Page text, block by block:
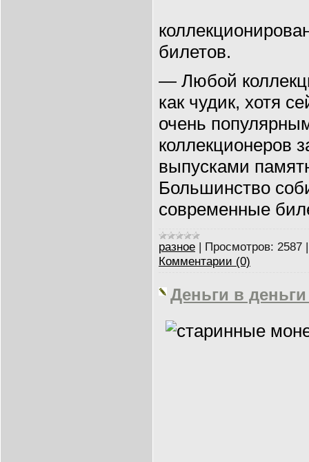
билетов.
— Любой
как чудик, хотя
очень
коллекционеров
выпусками
Большинство
современные
разное | Просмотров: 2587
Комментарии (0)
Деньги в